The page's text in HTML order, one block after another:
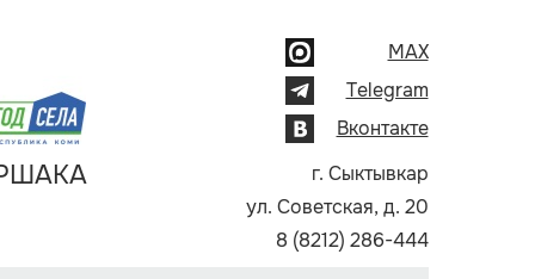
MAX
Telegram
Вконтакте
г. Сыктывкар
ул. Советская, д. 20
8 (8212) 286-444